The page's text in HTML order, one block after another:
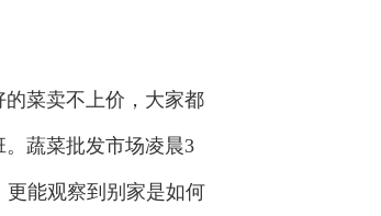
菜卖不上价，大家都
蔬菜批发市场凌晨3
更能观察到别家是如何